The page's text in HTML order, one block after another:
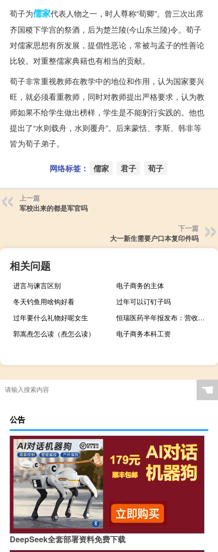
荀子为儒家代表人物之一，时人尊称“荀卿”。曾三次出席
齐国稷下学宫的祭酒，后为楚兰陵(今山东兰陵)令。荀子
对儒家思想有所发展，提倡性恶论，常被与孟子的性善论
比较。对重整儒家典籍也有相当的贡献。
荀子非常重视教师在教学中的地位和作用，认为国家要兴
旺，就必须看重教师，同时对教师提出严格要求，认为教
师如果不给学生做出榜样，学生是不能躬行实践的。他也
提出了“水则载舟，水则覆舟”。后来蒙恬、李斯、韩非等
皆为荀子弟子。
网络标签： 儒家 君子 荀子
上一篇
军校出来的都是军官吗
下一篇
大一新生需要户口本复印件吗
相关问题
进言与谏言区别
电子商务的主体
冬天钓鱼用啥钩好看
过年可以订钉子吗
过年要什么礼物好呢女生
恒瑞医药半年报发布：营收、净利双增业绩重回上升通道
郭嵩焘怎么读（焘怎么读）
电子商务本科工资
☚
公告
DeepSeek全套部署资料免费下载